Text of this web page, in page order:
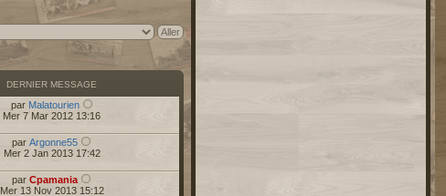
DERNIER MESSAGE
par Malatourien
Mer 7 Mar 2012 13:16
parArgonne55
Mer 2 Jan 2013 17:42
parCpamania
Mer 13 Nov 2013 15:12